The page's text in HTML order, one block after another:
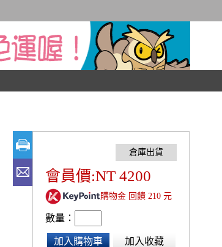
會員價:NT 4200
購物金 回饋 210 元
數量：
加入購物車 加入收藏